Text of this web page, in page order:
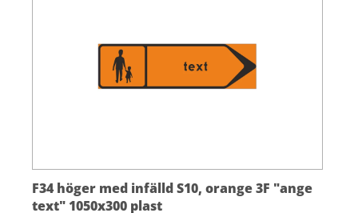
F34 höger med infälld S10, orange 3F "ange
text" 1050x300 plast